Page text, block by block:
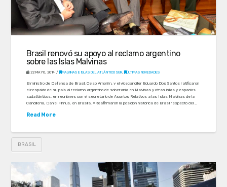
Brasil renovó su apoyo al reclamo argentino
sobre las Islas Malvinas
22 MAYO, 2014 MALVINAS E ISLAS DEL ATLÁNTICO SUR, ÚLTIMAS NOVEDADES
El ministro de Defensa de Brasil, Celso Amorim, y el vicecanciller Eduardo Dos Santos ratificaron
el respaldo de su país al reclamo argentino de soberanía en Malvinas y otras islas y espacios
sudatlánticos, en reuniones con el secretario de Asuntos Relativos a las Islas Malvinas de la
Cancillería, Daniel Filmus, en Brasilia. «Reafirmaron la posición histórica de Brasil respecto del …
Read More
BRASIL